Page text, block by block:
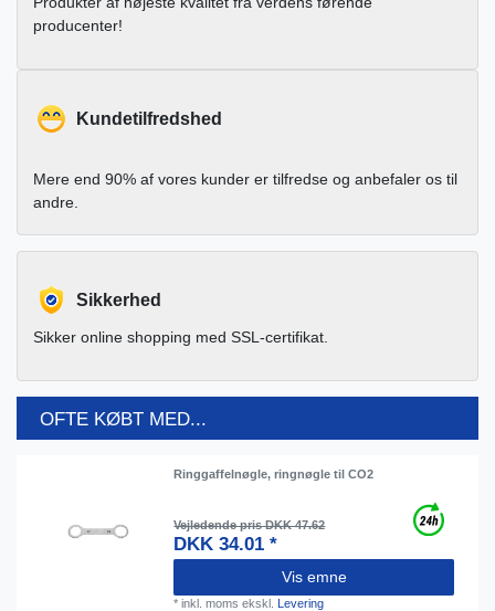
producenter!
Kundetilfredshed
Mere end 90% af vores kunder er tilfredse og anbefaler os til
andre.
Sikkerhed
Sikker online shopping med SSL-certifikat.
OFTE KØBT MED...
Ringgaffelnøgle, ringnøgle til CO2
Vejledende pris DKK 47.62
DKK 34.01 *
Vis emne
*inkl. moms ekskl. Levering